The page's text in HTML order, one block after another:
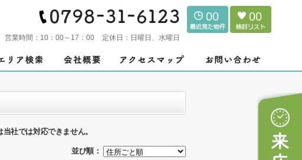
営業時間： 10：00～17：00 定休日： 日曜日、水曜日
00 00
社では対応できません。
並び順：